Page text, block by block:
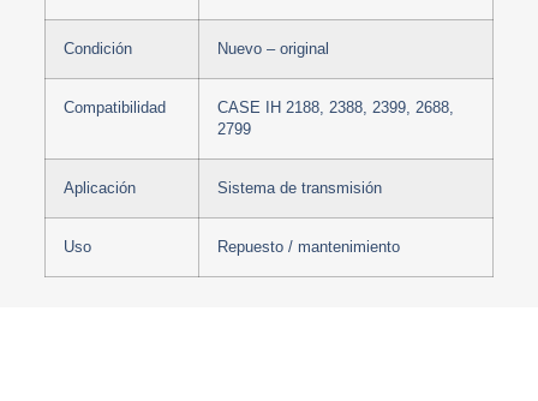
Condición Nuevo – original
Compatibilidad
CASE IH 2188, 2388, 2399, 2688,
2799
Aplicación Sistema de transmisión
Uso Repuesto / mantenimiento